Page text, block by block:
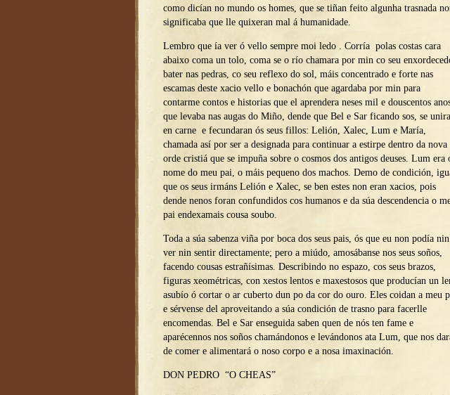
como dicían no mundo os homes, que se tiñan feito algunha trasnada
significaba que lle quixeran mal á humanidade.
Lembro que ía ver ó vello sempre moi ledo . Corría polas costas cara
abaixo coma un tolo, coma se o río chamara por min co seu
bater nas pedras, co seu reflexo do sol, máis concentrado e forte nas
escamas deste xacio vello e bonachón que agardaba por min para
contarme contos e historias que el aprendera neses mil e douscentos
que levaba nas augas do Miño, dende que Bel e Sar ficando sos, se
en carne e fecundaran ós seus fillos: Lelión, Xalec, Lum e María,
chamada así por ser a designada para continuar a estirpe dentro da nova
orde cristiá que se impuña sobre o cosmos dos antigos deuses. Lum era
nome do meu pai, o máis pequeno dos machos. Demo de condición,
que os seus irmáns Lelión e Xalec, se ben estes non eran xacios, pois
dende nenos foran confundidos cos humanos e da súa descendencia o
pai endexamais cousa soubo.
Toda a súa sabenza viña por boca dos seus pais, ós que eu non podía nin
ver nin sentir directamente; pero a miúdo, amosábanse nos seus soños,
facendo cousas estrañísimas. Describindo no espazo, cos seus brazos,
figuras xeométricas, con xestos lentos e maxestosos que producían un
asubío ó cortar o ar cuberto dun po da cor do ouro. Eles coidan a meu
e sérvense del aproveitando a súa condición de trasno para facerlle
encomendas. Bel e Sar enseguida saben quen de nós ten fame e
aparécennos nos soños chamándonos e levándonos ata Lum, que nos
de comer e alimentará o noso corpo e a nosa imaxinación.
DON PEDRO “O CHEAS”